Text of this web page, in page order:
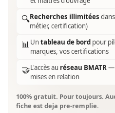
🔍Recherches illimitées
métier, certification)
📊Untableau de bord pour
marques, vos certifications
🤝L'accès au réseau BMATR—
mises en relation
100% gratuit. Pour toujours.
fiche est deja pre-remplie.